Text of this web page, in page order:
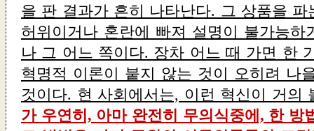
을 판 결과가 흔히 나타난다. 그 상품을
허위이거나 혼란에 빠져 설명이 불가능하
나 그 어느 쪽이다. 장차 어느 때 가면 한
혁명적 이론이 붙지 않는 것이 오히려 나
것이다. 현 사회에서는, 이런 혁신이 거의
가 우연히, 아마 완전히 무의식중에, 한 방